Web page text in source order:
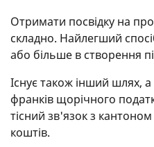
Отримати посвідку на
складно. Найлегший
або більше в створення
Існує також інший шлях,
франків щорічного
тісний зв'язок з кантоном
коштів.